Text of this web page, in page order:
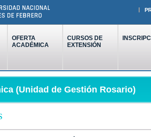
OFERTA
ACADÉMICA
CURSOS DE
EXTENSIÓN
(Unidad de Gestión Rosario)